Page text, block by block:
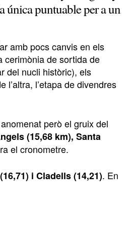
única puntuable per a un
amb pocs canvis en els
cerimònia de sortida de
del nucli històric), els
l’altra, l’etapa de divendres
però el gruix del
(15,68 km), Santa
el cronometre.
i Cladells (14,21). En